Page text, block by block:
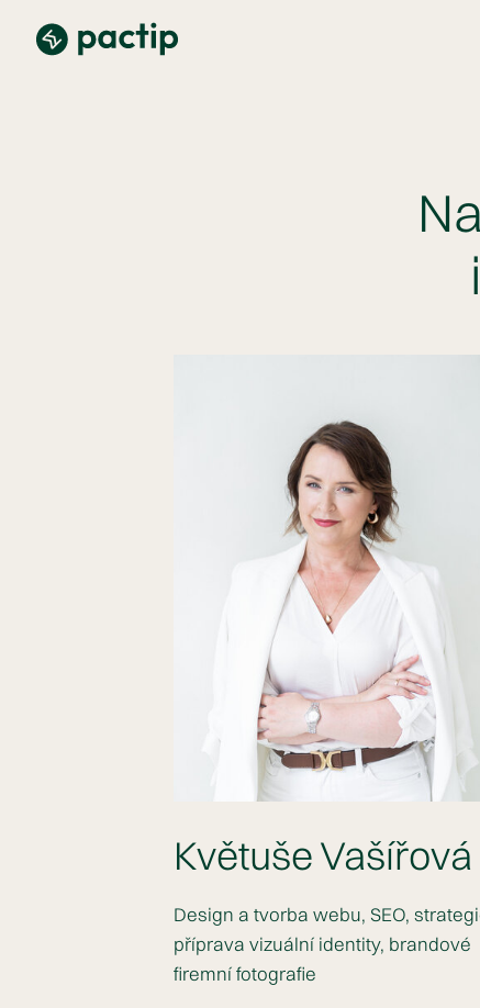
Design a tvorba webu, SEO,
příprava vizuální identity, brandové
firemní fotografie
Květuše Vašířová